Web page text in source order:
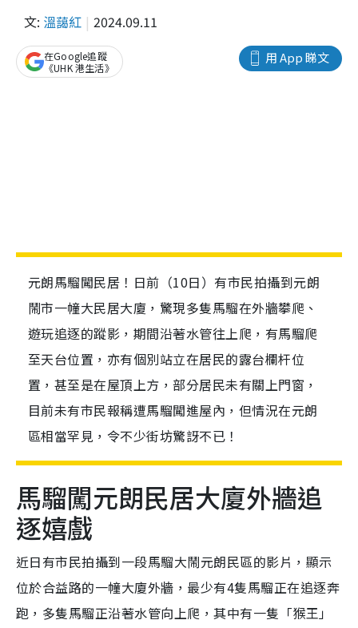
文: 溫藹紅 2024.09.11
用 App 睇文
在Google追蹤
《UHK 港生活》
元朗馬騮闖民居！日前（10日）有市民拍攝到元朗
鬧市一幢大民居大廈，驚現多隻馬騮在外牆攀爬、
遊玩追逐的蹤影，期間沿著水管往上爬，有馬騮爬
至天台位置，亦有個別站立在居民的露台欄杆位
置，甚至是在屋頂上方，部分居民未有關上門窗，
目前未有市民報稱遭馬騮闖進屋內，但情況在元朗
區相當罕見，令不少街坊驚訝不已！
馬騮闖元朗民居大廈外牆追
逐嬉戲
近日有市民拍攝到一段馬騮大鬧元朗民區的影片，顯示
位於合益路的一幢大廈外牆，最少有4隻馬騮正在追逐奔
跑，多隻馬騮正沿著水管向上爬，其中有一隻「猴王」